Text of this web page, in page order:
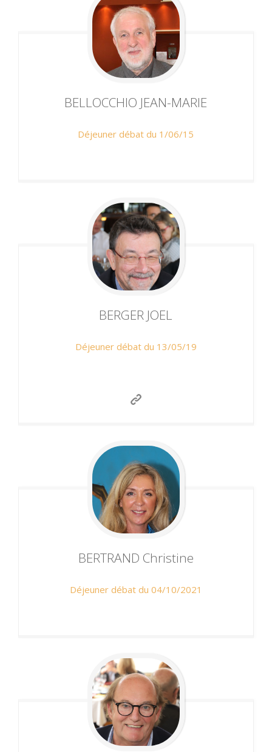
BELLOCCHIO JEAN-MARIE
Déjeuner débat du 1/06/15
BERGER JOEL
Déjeuner débat du 13/05/19
BERTRAND Christine
Déjeuner débat du 04/10/2021